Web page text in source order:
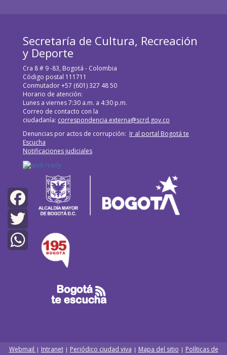
Facebook
Twitter
Secretaría de Cultura, Recreación
y Deporte
Cra 8 # 9 -83, Bogotá - Colombia
Código postal 111711
Conmutador +57 (601) 327 48 50
Horario de atención:
Lunes a viernes 7:30 a.m. a 4:30 p.m.
Correo de contacto con la
ciudadanía: correspondencia.externa@scrd.gov.co
Denuncias por actos de corrupción: Ir al portal Bogotá te
Escucha
Notificaciones judiciales
Webmail | Intranet| Periódico ciudad viva | Mapa del sitio | Políticas de